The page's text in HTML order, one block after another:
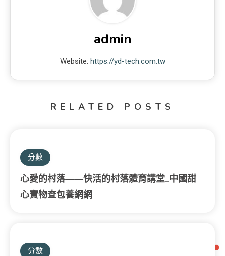
admin
Website: https://yd-tech.com.tw
RELATED POSTS
分數
心愛的村落——快活的村落體育講堂_中國甜
心寶物查包養網網
分數